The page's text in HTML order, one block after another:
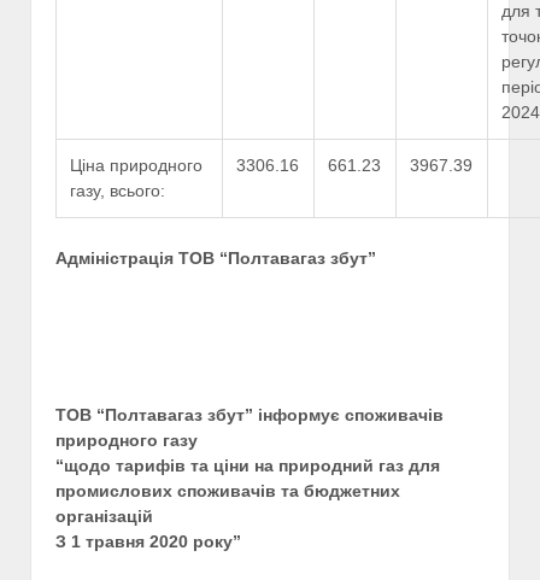
для
Ціна природного
газу, всього:
3306.16 661.23 3967.39
Адміністрація ТОВ “Полтавагаз збут”
ТОВ “Полтавагаз збут” інформує споживачів
природного газу
“щодо тарифів та ціни на природний газ для
промислових споживачів та бюджетних
організацій
З 1 травня 2020 року”